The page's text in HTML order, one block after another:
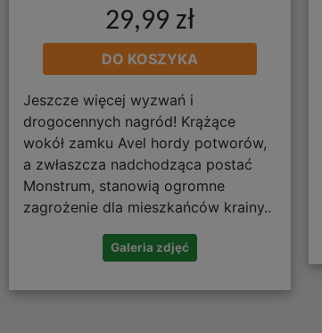
29,99 zł
DO KOSZYKA
Jeszcze więcej wyzwań i
drogocennych nagród! Krążące
wokół zamku Avel hordy potworów,
a zwłaszcza nadchodząca postać
Monstrum, stanowią ogromne
zagrożenie dla mieszkańców krainy..
Galeria zdjęć